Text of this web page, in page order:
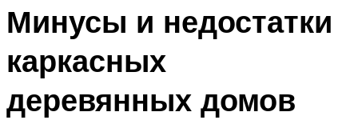
Минусы и недостатки
каркасных
деревянных домов